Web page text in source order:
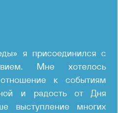
я присоединился с
Мне хотелось
к событиям
и радость от Дня
выступление многих